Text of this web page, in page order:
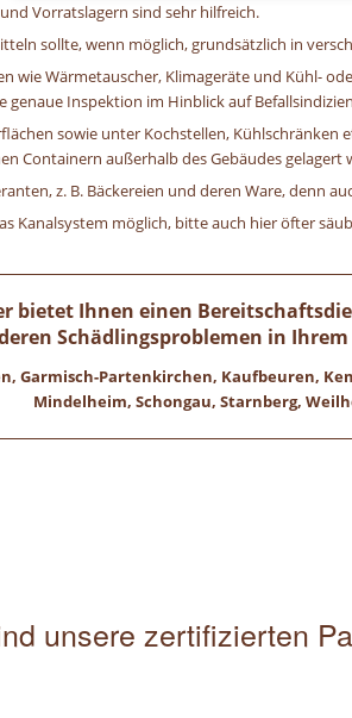
Vorratslagern sind sehr hilfreich.
sollte, wenn möglich, grundsätzlich in
wie Wärmetauscher, Klimageräte und Kühl-
genaue Inspektion im Hinblick auf
sowie unter Kochstellen, Kühlschränken
Containern außerhalb des Gebäudes gelagert
z. B. Bäckereien und deren Ware, denn
Kanalsystem möglich, bitte auch hier öfter
bietet Ihnen einen
Schädlingsproblemen in
Garmisch-Partenkirchen, Kaufbeuren,
Mindelheim, Schongau, Starnberg,
unsere zertifizierten